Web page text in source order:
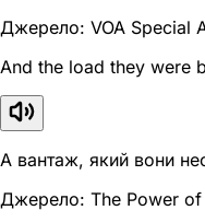
Джерело: VOA Special
And the load they were
А вантаж, який вони
Джерело: The Power